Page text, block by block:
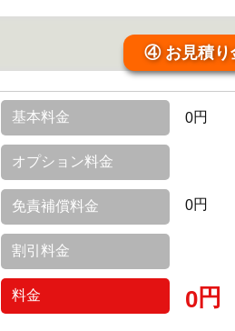
④ お見積り
基本料金 0円
オプション料金
免責補償料金 0円
割引料金
料金 0円